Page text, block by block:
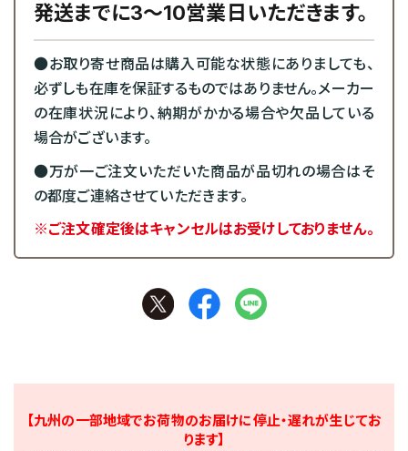
発送までに3～10営業日いただきます。
●お取り寄せ商品は購入可能な状態にありましても、
必ずしも在庫を保証するものではありません。メーカー
の在庫状況により、納期がかかる場合や欠品している
場合がございます。
●万が一ご注文いただいた商品が品切れの場合はそ
の都度ご連絡させていただきます。
※ご注文確定後はキャンセルはお受けしておりません。
【九州の一部地域でお荷物のお届けに停止・遅れが生じてお
ります】